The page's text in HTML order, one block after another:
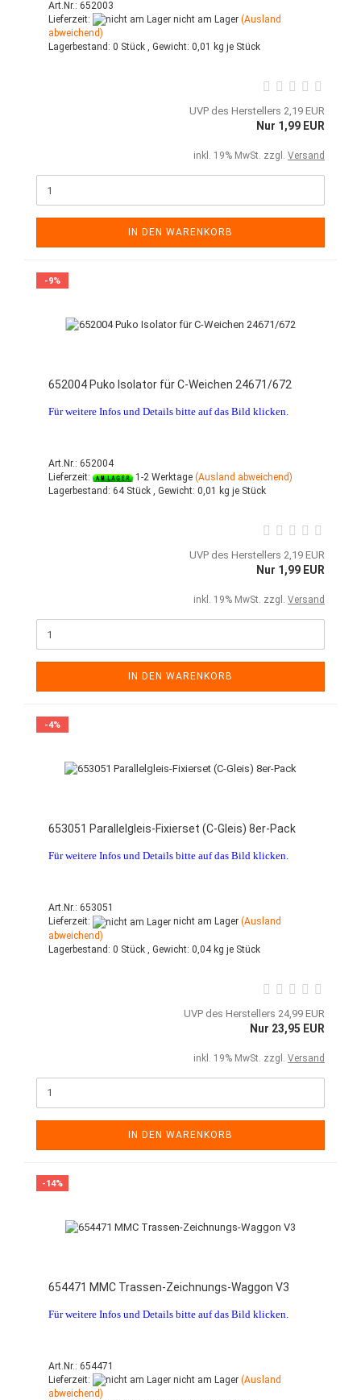
Art.Nr.: 652003
Lieferzeit:
nicht am Lager (Ausland
abweichend)
Lagerbestand: 0 Stück , Gewicht: 0,01 kg je Stück
UVP des Herstellers 2,19 EUR
Nur 1,99 EUR
inkl. 19% MwSt. zzgl. Versand
IN DEN WARENKORB
-9%
652004 Puko Isolator für C-Weichen 24671/672
Für weitere Infos und Details bitte auf das Bild klicken.
Art.Nr.: 652004
Lieferzeit:
1-2 Werktage (Ausland abweichend)
Lagerbestand: 64 Stück , Gewicht: 0,01 kg je Stück
UVP des Herstellers 2,19 EUR
Nur 1,99 EUR
inkl. 19% MwSt. zzgl. Versand
IN DEN WARENKORB
-4%
653051 Parallelgleis-Fixierset (C-Gleis) 8er-Pack
Für weitere Infos und Details bitte auf das Bild klicken.
Art.Nr.: 653051
Lieferzeit:
nicht am Lager (Ausland
abweichend)
Lagerbestand: 0 Stück , Gewicht: 0,04kg je Stück
UVP des Herstellers 24,99 EUR
Nur 23,95 EUR
inkl. 19% MwSt. zzgl. Versand
IN DEN WARENKORB
-14%
654471 MMC Trassen-Zeichnungs-Waggon V3
Für weitere Infos und Details bitte auf das Bild klicken.
Art.Nr.: 654471
Lieferzeit:
nicht am Lager (Ausland
abweichend)